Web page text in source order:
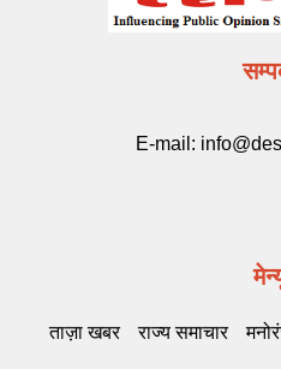
E-mail:
ताज़ा खबर राज्य समाचार